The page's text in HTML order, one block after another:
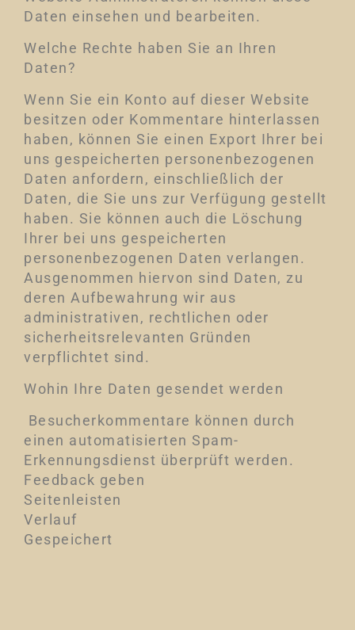
Daten einsehen und bearbeiten.
Welche Rechte haben Sie an Ihren
Daten?
Wenn Sie ein Konto auf dieser Website
besitzen oder Kommentare hinterlassen
haben, können Sie einen Export Ihrer bei
uns gespeicherten personenbezogenen
Daten anfordern, einschließlich der
Daten, die Sie uns zur Verfügung gestellt
haben. Sie können auch die Löschung
Ihrer bei uns gespeicherten
personenbezogenen Daten verlangen.
Ausgenommen hiervon sind Daten, zu
deren Aufbewahrung wir aus
administrativen, rechtlichen oder
sicherheitsrelevanten Gründen
verpflichtet sind.
Wohin Ihre Daten gesendet werden
Besucherkommentare können durch
einen automatisierten Spam-
Erkennungsdienst überprüft werden.
Feedback geben
Seitenleisten
Verlauf
Gespeichert